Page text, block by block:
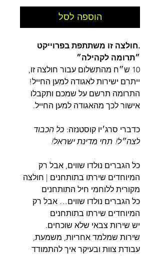
הוספה לסל
.חולצה זו משתתפת בפרוייקט
״תרומה לקהילה״
10 ש״ח מהתשלום עבור חולצה זו,
ייתרם ישירות לאגודה למען החייל!
התרומה תרשם על שמכם ותקבלו
אישור לכך מהאגודה למען החייל.
כדברי סרג׳יו קוסטנזה: כל הכבוד
לצה״ל! תחי מדינת ישראל!
כל הגברים נולדו שווים, אבל רק
המיוחדים שירתו בתותחנים | חולצה
מקורית ללוחמי חיל התותחנים
כל הגברים נולדו שווים… אבל רק
המיוחדים שירתו בתותחנים
יש שירות צבאי שלא שוכחים.
שירות שמלמד אחריות, משמעת,
עבודת צוות ובעיקר איך להתמודד